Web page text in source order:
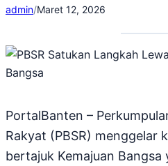
admin/Maret 12, 2026
PortalBanten –
Rakyat (PBSR) menggelar
bertajuk Kemajuan